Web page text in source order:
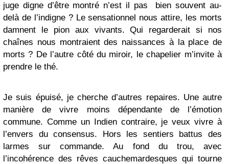
juge digne d’être montré n’est il pas bien souvent au-
delà de l’indigne ? Le sensationnel nous attire, les morts
damnent le pion aux vivants. Qui regarderait si nos
chaînes nous montraient des naissances à la place de
morts ? De l’autre côté du miroir, le chapelier m’invite à
prendre le thé.
Je suis épuisé, je cherche d’autres repaires. Une autre
manière de vivre moins dépendante de l’émotion
commune. Comme un Indien contraire, je veux vivre à
l’envers du consensus. Hors les sentiers battus des
larmes sur commande. Au fond du trou, avec
l’incohérence des rêves cauchemardesques qui tourne